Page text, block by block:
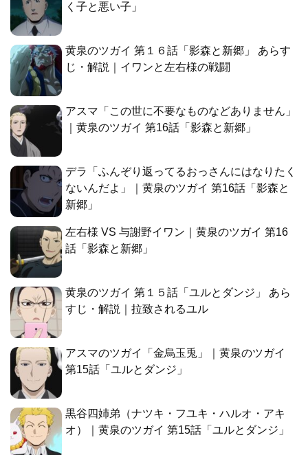
く子と悪い子」
黄泉のツガイ 第１６話「影森と新郷」 あらす
じ・解説｜イワンと左右様の戦闘
アスマ「この世に不要なものなどありません」
｜黄泉のツガイ 第16話「影森と新郷」
デラ「ふんぞり返ってるおっさんにはなりたく
ないんだよ」｜黄泉のツガイ 第16話「影森と
新郷」
左右様 VS 与謝野イワン｜黄泉のツガイ 第16
話「影森と新郷」
黄泉のツガイ 第１５話「ユルとダンジ」 あら
すじ・解説｜拉致されるユル
アスマのツガイ「金烏玉兎」｜黄泉のツガイ
第15話「ユルとダンジ」
黒谷四姉弟（ナツキ・フユキ・ハルオ・アキ
オ）｜黄泉のツガイ 第15話「ユルとダンジ」